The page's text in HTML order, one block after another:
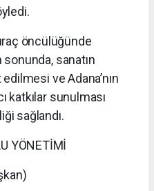
öncülüğünde
sanatın
ve Adana’nın
katkılar sunulması
sağlandı.
YÖNETİMİ